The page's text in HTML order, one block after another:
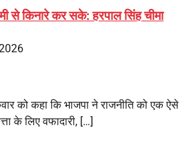
से किनारे कर सके: हरपाल सिंह चीमा
को कहा कि भाजपा ने राजनीति को एक ऐसे
के लिए वफादारी, […]